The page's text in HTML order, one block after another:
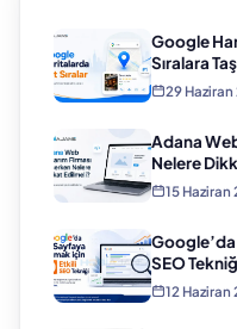
Google
Sıralara
29
Adana
Nelere
15 Haziran
Google’da
SEO
12 Haziran